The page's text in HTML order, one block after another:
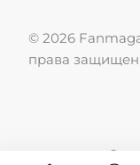
Публичная
© 2026
права